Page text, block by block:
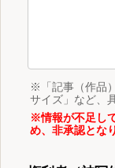
※「記事（作品
サイズ」など、
※情報が不足し
め、非承認とな